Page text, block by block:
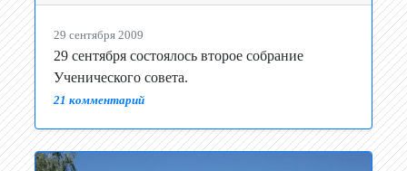
29 сентября 2009
29 сентября состоялось второе собрание
Ученического совета.
21 комментарий